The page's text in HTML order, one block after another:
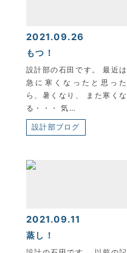
2021.09.26
もつ！
設計部の石田です。 最近は
急に寒くなったと思った
ら、暑くなり、 また寒くな
る・・・ 気…
設計部ブログ
2021.09.11
蒸し！